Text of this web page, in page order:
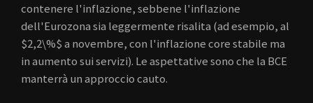
contenere l'inflazione, sebbene l'inflazione
dell'Eurozona sia leggermente risalita (ad esempio, al
$2,2\%$a novembre, con l'inflazione core stabile ma
in aumento sui servizi). Le aspettative sono che la BCE
manterrà un approccio cauto.